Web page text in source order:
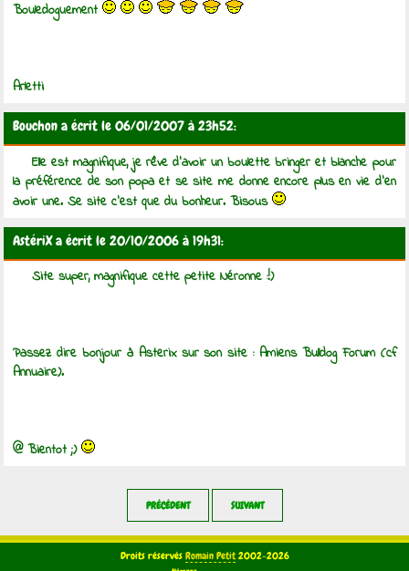
Bouledoguement
Arletti
Bouchon a écrit le 06/01/2007 à 23h52:
Elle est magnifique, je rêve d'avoir un boulette bringer et blanche pour
la préférence de son popa et se site me donne encore plus en vie d'en
avoir une. Se site c'est que du bonheur. Bisous
AstériX a écrit le 20/10/2006 à 19h31:
Site super, magnifique cette petite Néronne :!)
Passez dire bonjour à Asterix sur son site : Amiens Bulldog Forum (cf
Annuaire).
@ Bientot ;)
PRÉCÉDENT SUIVANT
Droits réservés Romain Petit2002-2026